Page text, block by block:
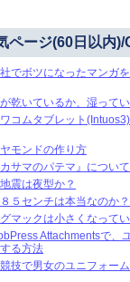
ページ(60日以内)/
でボツになったマンガ
乾いているか、湿って
コムタブレット
モンドの作り方
カサマのパテマ』につい
震は夜型か？
５センチは本当なのか？
マックは小さくなって
Attachmentsで、
る方法
技で男女のユニフォー